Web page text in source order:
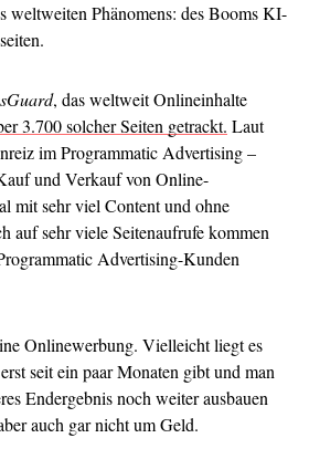
weltweiten Phänomens: des Booms KI-
, das weltweit Onlineinhalte
3.700 solcher Seiten getrackt. Laut
im Programmatic Advertising –
und Verkauf von Online-
mit sehr viel Content und ohne
auf sehr viele Seitenaufrufe kommen
Advertising-Kunden
Onlinewerbung. Vielleicht liegt es
seit ein paar Monaten gibt und man
Endergebnis noch weiter ausbauen
auch gar nicht um Geld.